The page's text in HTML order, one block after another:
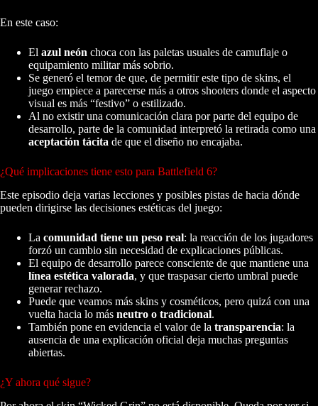
En este caso:
El azul neón choca con las paletas usuales de camuflaje o
equipamiento militar más sobrio.
Se generó el temor de que, de permitir este tipo de skins, el
juego empiece a parecerse más a otros shooters donde el aspecto
visual es más “festivo” o estilizado.
Al no existir una comunicación clara por parte del equipo de
desarrollo, parte de la comunidad interpretó la retirada como una
aceptación tácita de que el diseño no encajaba.
¿Qué implicaciones tiene esto para Battlefield 6?
Este episodio deja varias lecciones y posibles pistas de hacia dónde
pueden dirigirse las decisiones estéticas del juego:
La comunidad tiene un peso real: la reacción de los jugadores
forzó un cambio sin necesidad de explicaciones públicas.
El equipo de desarrollo parece consciente de que mantiene una
línea estética valorada, y que traspasar cierto umbral puede
generar rechazo.
Puede que veamos más skins y cosméticos, pero quizá con una
vuelta hacia lo más neutro o tradicional.
También pone en evidencia el valor de la transparencia: la
ausencia de una explicación oficial deja muchas preguntas
abiertas.
¿Y ahora qué sigue?